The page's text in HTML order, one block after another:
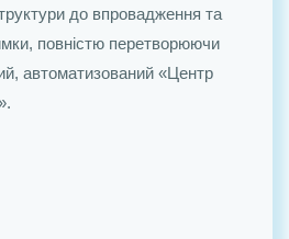
потреби
галузевих ніш та вимоги щодо
до впровадження та
повністю перетворюючи
автоматизований «Центр